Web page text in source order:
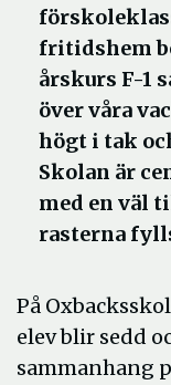
fritidshem
årskurs F-1
över våra
högt i tak
Skolan är
med en väl
rasterna
På
elev blir sedd
sammanhang